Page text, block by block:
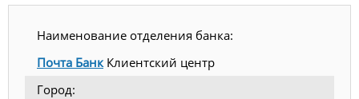
Наименование отделения банка:
Почта БанкКлиентский центр
Город: